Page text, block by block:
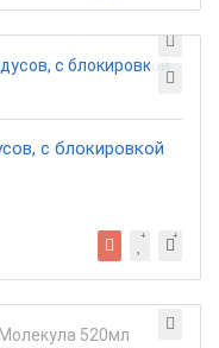
с блокировкой